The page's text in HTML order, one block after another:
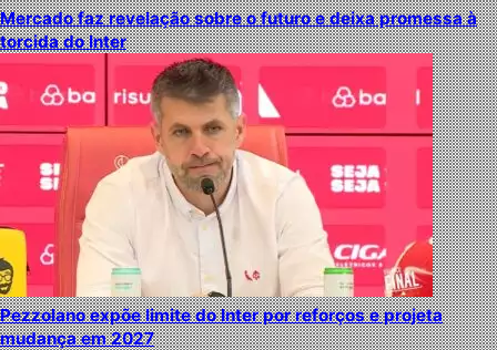
Mercado faz revelação sobre o futuro e deixa promessa à
torcida do Inter
Pezzolano expõe limite do Inter por reforços e projeta
mudança em 2027